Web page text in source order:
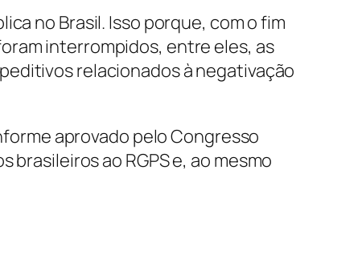
no Brasil. Isso porque, com o fim
interrompidos, entre eles, as
relacionados à negativação
aprovado pelo Congresso
ao RGPS e, ao mesmo